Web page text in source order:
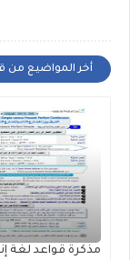
أخر المواضيع من
مذكرة قواعد لغة